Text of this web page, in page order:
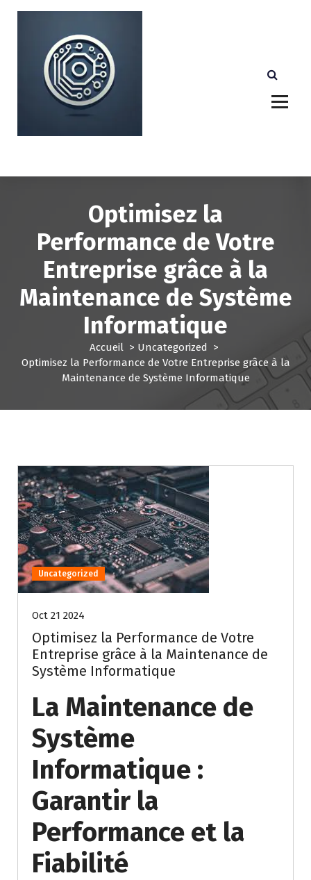
e
Optimisez la
Performance de Votre
Entreprise grâce à la
Maintenance de Système
Informatique
Accueil > Uncategorized >
Optimisez la Performance de Votre Entreprise grâce à la
Maintenance de Système Informatique
Uncategorized
Oct 21 2024
Optimisez la Performance de Votre
Entreprise grâce à la Maintenance de
Système Informatique
La Maintenance de
Système
Informatique :
Garantir la
Performance et la
Fiabilité